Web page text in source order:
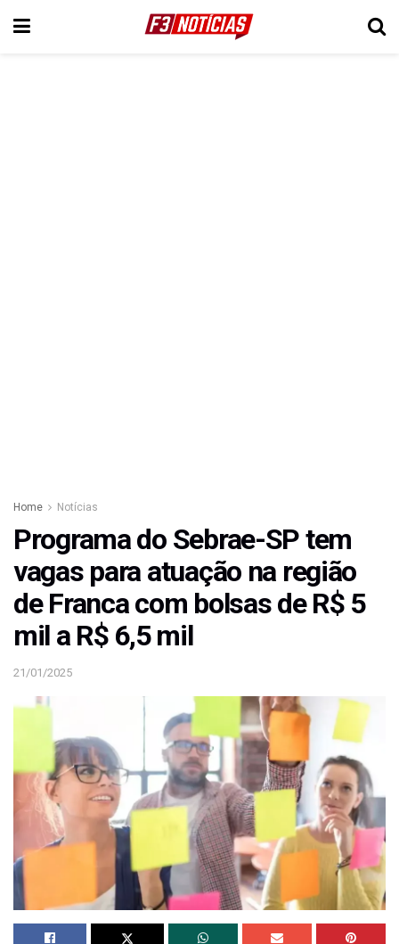
Home Notícias
Programa do Sebrae-SP tem
vagas para atuação na região
de Franca com bolsas de R$ 5
mil a R$ 6,5 mil
21/01/2025